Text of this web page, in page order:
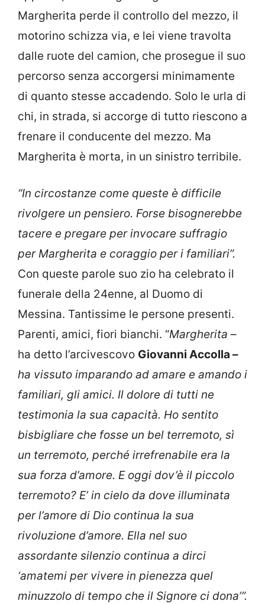
Margherita perde il controllo del mezzo, il
motorino schizza via, e lei viene travolta
dalle ruote del camion, che prosegue il suo
percorso senza accorgersi minimamente
di quanto stesse accadendo. Solo le urla di
chi, in strada, si accorge di tutto riescono a
frenare il conducente del mezzo. Ma
Margherita è morta, in un sinistro terribile.
“In circostanze come queste è difficile
rivolgere un pensiero. Forse bisognerebbe
tacere e pregare per invocare suffragio
per Margherita e coraggio per i familiari”.
Con queste parole suo zio ha celebrato il
funerale della 24enne, al Duomo di
Messina. Tantissime le persone presenti.
Parenti, amici, fiori bianchi. “Margherita –
ha detto l’arcivescovo Giovanni Accolla –
ha vissuto imparando ad amare e amando i
familiari, gli amici. Il dolore di tutti ne
testimonia la sua capacità. Ho sentito
bisbigliare che fosse un bel terremoto, sì
un terremoto, perché irrefrenabile era la
sua forza d’amore. E oggi dov’è il piccolo
terremoto? E’ in cielo da dove illuminata
per l’amore di Dio continua la sua
rivoluzione d’amore. Ella nel suo
assordante silenzio continua a dirci
‘amatemi per vivere in pienezza quel
minuzzolo di tempo che il Signore ci dona’”.